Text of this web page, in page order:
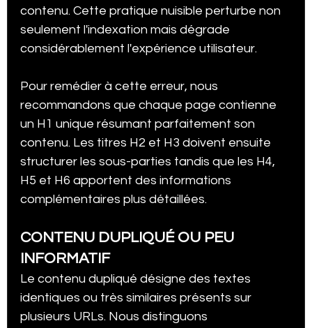
contenu. Cette pratique nuisible perturbe non
seulement l'indexation mais dégrade
considérablement l'expérience utilisateur.
Pour remédier à cette erreur, nous
recommandons que chaque page contienne
un H1 unique résumant parfaitement son
contenu. Les titres H2 et H3 doivent ensuite
structurer les sous-parties tandis que les H4,
H5 et H6 apportent des informations
complémentaires plus détaillées.
CONTENU DUPLIQUÉ OU PEU
INFORMATIF
Le contenu dupliqué désigne des textes
identiques ou très similaires présents sur
plusieurs URLs. Nous distinguons